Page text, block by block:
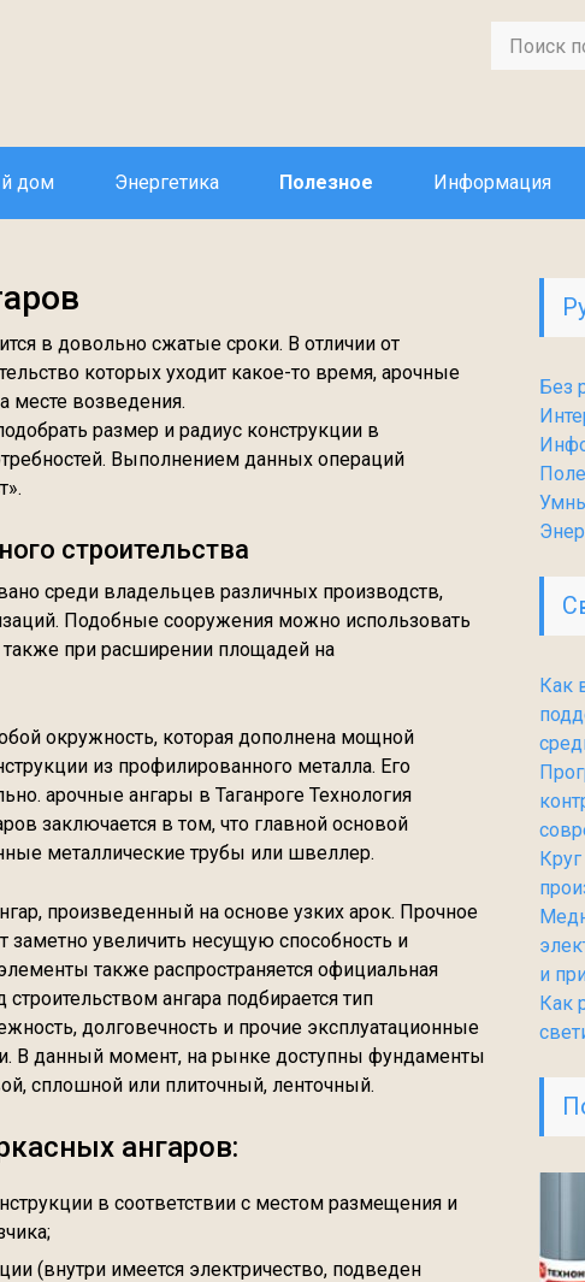
дом Энергетика Полезное Информация
в довольно сжатые сроки. В отличии от
которых уходит какое-то время, арочные
месте возведения.
размер и радиус конструкции в
Выполнением данных операций
строительства
среди владельцев различных производств,
Подобные сооружения можно использовать
при расширении площадей на
окружность, которая дополнена мощной
из профилированного металла. Его
арочные ангары в Таганроге Технология
заключается в том, что главной основой
металлические трубы или швеллер.
произведенный на основе узких арок. Прочное
заметно увеличить несущую способность и
также распространяется официальная
ангара подбирается тип
долговечность и прочие эксплуатационные
В данный момент, на рынке доступны фундаменты
сплошной или плиточный, ленточный.
ангаров:
в соответствии с местом размещения и
(внутри имеется электричество, подведен
Без
Как
и
Как